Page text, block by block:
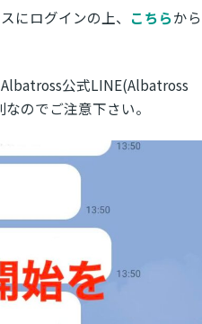
にログインの上、 こちらから
公式LINE(Albatross
のでご注意下さい。